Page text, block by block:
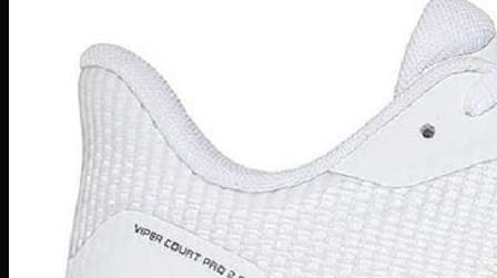
Yeezy Slide
Adidas
Adilette Slides
Dép Louis Vuitton
Dép Fear Of God
Dr. Martens
Nike
Dép Air Max
Crocs
Vans
MLB
Bottega Veneta